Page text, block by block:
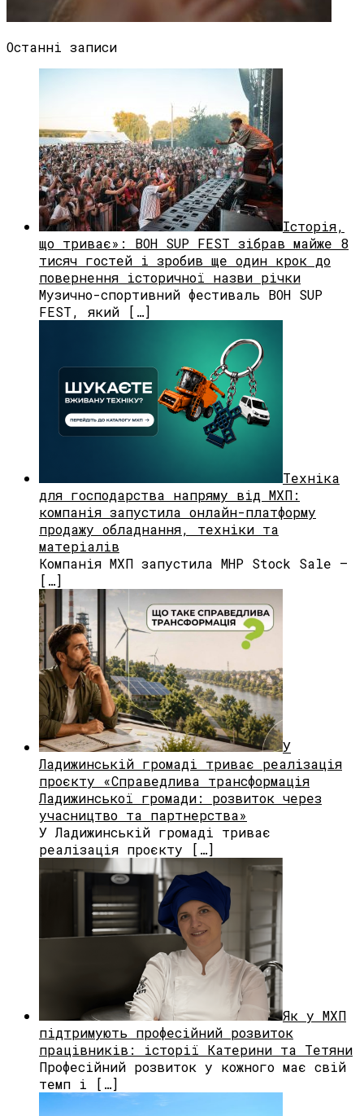
Останні записи
Історія,
що триває»: BOH SUP FEST зібрав майже 8
тисяч гостей і зробив ще один крок до
повернення історичної назви річки
Музично-спортивний фестиваль BOH SUP
FEST, який […]
Техніка
для господарства напряму від МХП:
компанія запустила онлайн-платформу
продажу обладнання, техніки та
матеріалів
Компанія МХП запустила MHP Stock Sale —
[…]
У
Ладижинській громаді триває реалізація
проєкту «Справедлива трансформація
Ладижинської громади: розвиток через
учасництво та партнерства»
У Ладижинській громаді триває
реалізація проєкту […]
Як у МХП
підтримують професійний розвиток
працівників: історії Катерини та Тетяни
Професійний розвиток у кожного має свій
темп і […]